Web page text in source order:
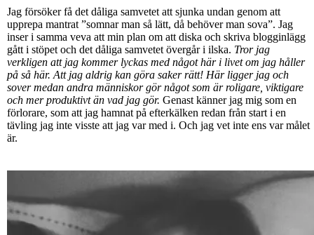
Jag försöker få det dåliga samvetet att sjunka undan genom att
upprepa mantrat ”somnar man så lätt, då behöver man sova”. Jag
inser i samma veva att min plan om att diska och skriva blogginlägg
gått i stöpet och det dåliga samvetet övergår i ilska. Tror jag
verkligen att jag kommer lyckas med något här i livet om jag håller
på så här. Att jag aldrig kan göra saker rätt! Här ligger jag och
sover medan andra människor gör något som är roligare, viktigare
och mer produktivt än vad jag gör. Genast känner jag mig som en
förlorare, som att jag hamnat på efterkälken redan från start i en
tävling jag inte visste att jag var med i. Och jag vet inte ens var målet
är.